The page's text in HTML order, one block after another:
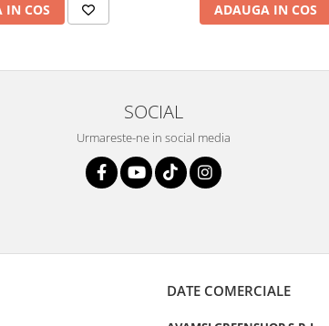
IN COS ADAUGA IN COS
SOCIAL
Urmareste-ne in social media
DATE COMERCIALE